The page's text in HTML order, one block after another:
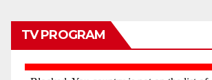
TV PROGRAM